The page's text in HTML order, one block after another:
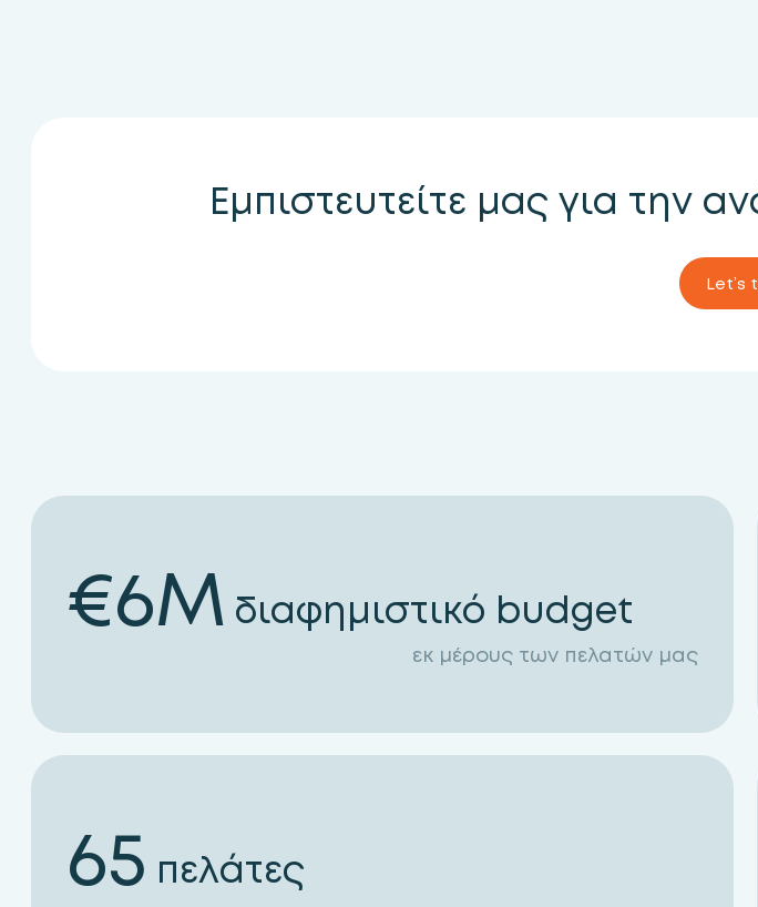
Εμπιστευτείτε μας για την
Let’s
€6M διαφημιστικό budget
εκ μέρους των πελατών μας
65 πελάτες